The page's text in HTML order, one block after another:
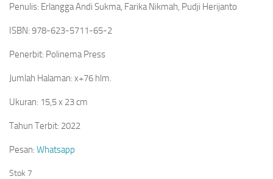
Penulis: Erlangga Andi Sukma, Farika Nikmah, Pudji Herijanto
ISBN: 978-623-5711-65-2
Penerbit: Polinema Press
Jumlah Halaman: x+76 hlm.
Ukuran: 15,5 x 23 cm
Tahun Terbit: 2022
Pesan: Whatsapp
Stok 7